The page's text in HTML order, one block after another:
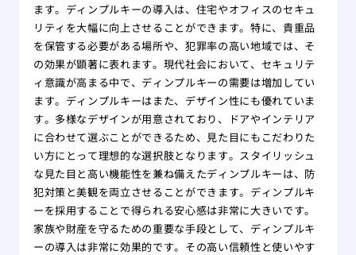
ます。ディンプルキーの導入は、住宅やオフィスのセキュ
リティを大幅に向上させることができます。特に、貴重品
を保管する必要がある場所や、犯罪率の高い地域では、そ
の効果が顕著に表れます。現代社会において、セキュリテ
ィ意識が高まる中で、ディンプルキーの需要は増加してい
ます。ディンプルキーはまた、デザイン性にも優れていま
す。多様なデザインが用意されており、ドアやインテリア
に合わせて選ぶことができるため、見た目にもこだわりた
い方にとって理想的な選択肢となります。スタイリッシュ
な見た目と高い機能性を兼ね備えたディンプルキーは、防
犯対策と美観を両立させることができます。ディンプルキ
ーを採用することで得られる安心感は非常に大きいです。
家族や財産を守るための重要な手段として、ディンプルキ
ーの導入は非常に効果的です。その高い信頼性と使いやす